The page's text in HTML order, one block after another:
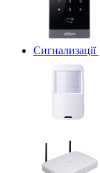
Сигнализації